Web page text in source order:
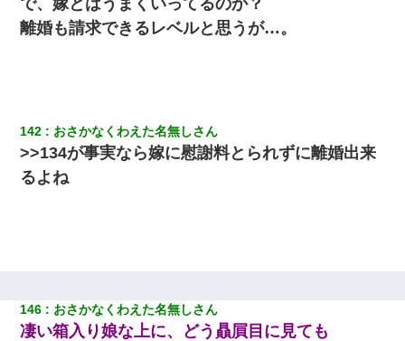
で両親に全部話した。
姉旦那の友達「ほんとのパパだよ～」私のお腹を触ってほざく。
嫁「本当に身に覚えがない」「なにかの間違いだ！取り違え
だ！」→ 嫁「あっ」
離婚も請求できるレベルと思うが…。
142 おさかなくわえた名無しさん
>>134が事実なら嫁に慰謝料とられずに離婚出来
るよね
146 おさかなくわえた名無しさん
凄い箱入り娘な上に、どう贔屓目に見ても